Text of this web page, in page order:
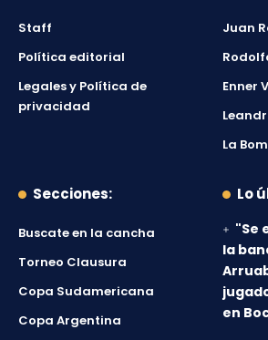
Staff
Política editorial
Legales y Política de
privacidad
Juan
Enner
La
Secciones:
Buscate en la cancha
Torneo Clausura
Copa Sudamericana
Copa Argentina
Lo
"Se
la
en